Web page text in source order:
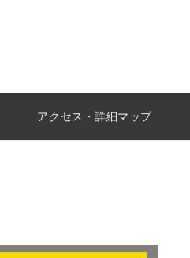
アクセス・詳細マップ